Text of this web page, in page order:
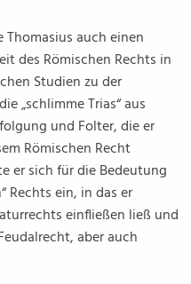
auch einen
des Römischen Rechts in
Studien zu der
„schlimme Trias“ aus
und Folter, die er
Römischen Recht
er sich für die Bedeutung
Rechts ein, in das er
einfließen ließ und
aber auch